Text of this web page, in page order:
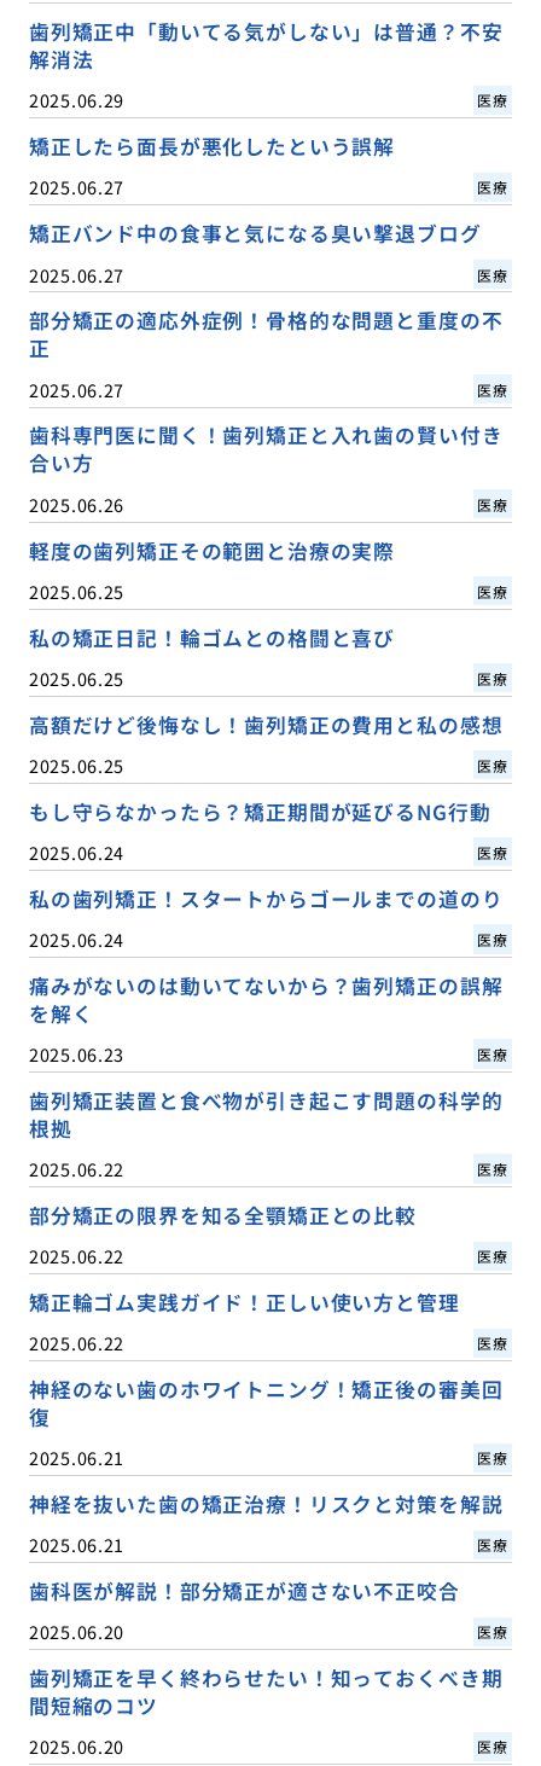
歯列矯正中「動いてる気がしない」は普通？不安
解消法
2025.06.29 医療
矯正したら面長が悪化したという誤解
2025.06.27 医療
矯正バンド中の食事と気になる臭い撃退ブログ
2025.06.27 医療
部分矯正の適応外症例！骨格的な問題と重度の不
正
2025.06.27 医療
歯科専門医に聞く！歯列矯正と入れ歯の賢い付き
合い方
2025.06.26 医療
軽度の歯列矯正その範囲と治療の実際
2025.06.25 医療
私の矯正日記！輪ゴムとの格闘と喜び
2025.06.25 医療
高額だけど後悔なし！歯列矯正の費用と私の感想
2025.06.25 医療
もし守らなかったら？矯正期間が延びるNG行動
2025.06.24 医療
私の歯列矯正！スタートからゴールまでの道のり
2025.06.24 医療
痛みがないのは動いてないから？歯列矯正の誤解
を解く
2025.06.23 医療
歯列矯正装置と食べ物が引き起こす問題の科学的
根拠
2025.06.22 医療
部分矯正の限界を知る全顎矯正との比較
2025.06.22 医療
矯正輪ゴム実践ガイド！正しい使い方と管理
2025.06.22 医療
神経のない歯のホワイトニング！矯正後の審美回
復
2025.06.21 医療
神経を抜いた歯の矯正治療！リスクと対策を解説
2025.06.21 医療
歯科医が解説！部分矯正が適さない不正咬合
2025.06.20 医療
歯列矯正を早く終わらせたい！知っておくべき期
間短縮のコツ
2025.06.20 医療